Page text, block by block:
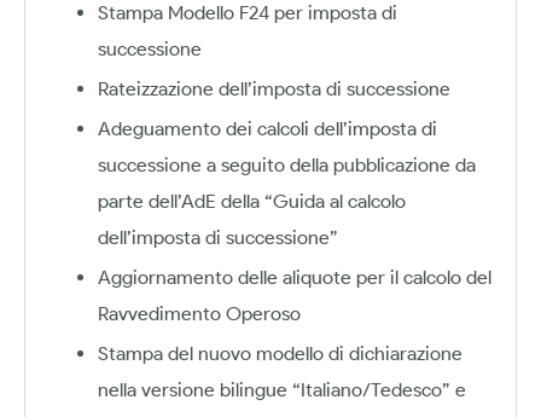
Stampa Modello F24 per imposta di
successione
Rateizzazione dell’imposta di successione
Adeguamento dei calcoli dell’imposta di
successione a seguito della pubblicazione da
parte dell’AdE della “Guida al calcolo
dell’imposta di successione”
Aggiornamento delle aliquote per il calcolo del
Ravvedimento Operoso
Stampa del nuovo modello di dichiarazione
nella versione bilingue “Italiano/Tedesco” e